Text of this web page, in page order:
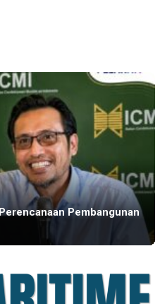
Pembangunan